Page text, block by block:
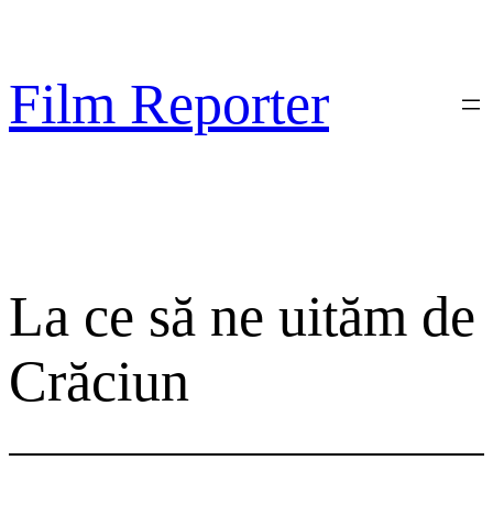
conținut
Film Reporter
La ce să ne uităm de
Crăciun